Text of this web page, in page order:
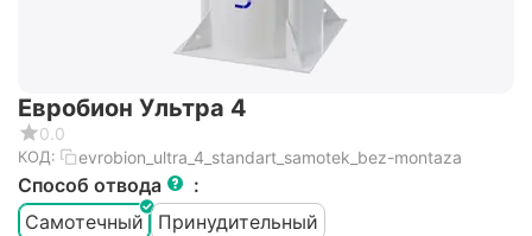
Евробион Ультра 4
0.0
КОД: evrobion_ultra_4_standart_samotek_bez-montaza
Способ отвода
:
Самотечный
Принудительный